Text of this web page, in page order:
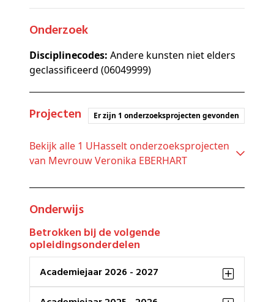
Onderzoek
Disciplinecodes: Andere kunsten niet elders
geclassificeerd (06049999)
Projecten Er zijn 1 onderzoeksprojecten gevonden
Bekijk alle 1 UHasselt onderzoeksprojecten
van Mevrouw Veronika EBERHART
Onderwijs
Betrokken bij de volgende
opleidingsonderdelen
Academiejaar 2026 - 2027